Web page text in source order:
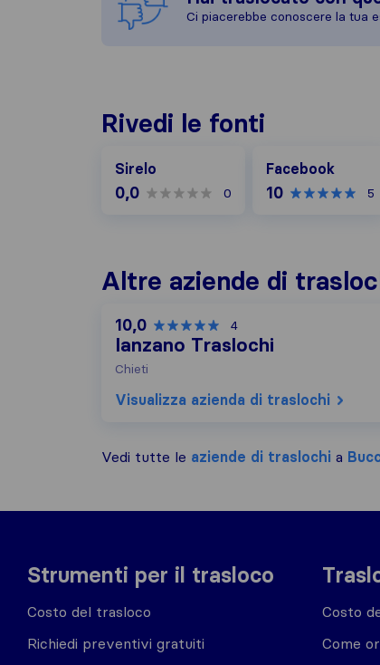
Ci piacerebbe conoscere la tua
Rivedi le fonti
Sirelo
0,0 0
Facebook
10 5
Altre aziende di
10,0 4
Ianzano Traslochi
Chieti
Visualizza azienda di traslochi
Vedi tutte le aziende di traslochi a
Strumenti per il trasloco
Costo del trasloco
Richiedi preventivi gratuiti
Costo
Come